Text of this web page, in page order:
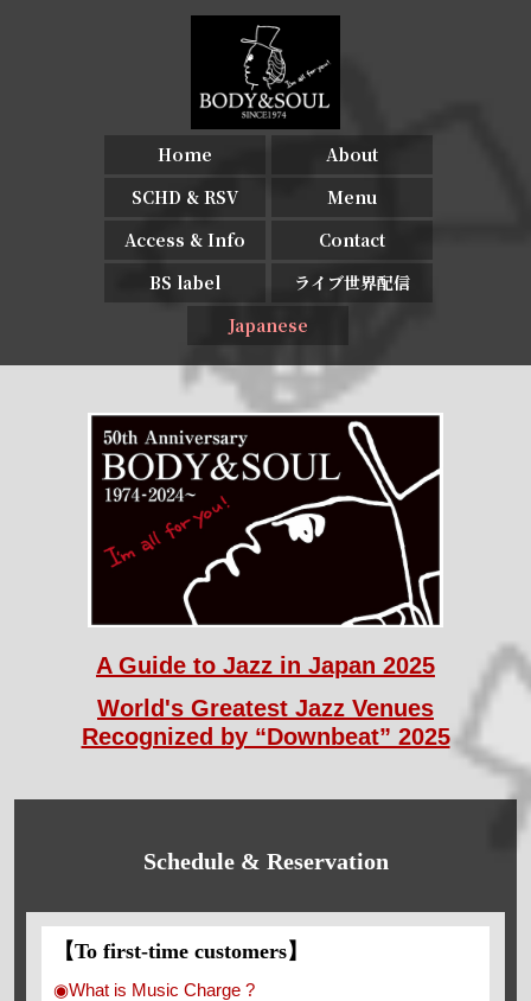
Home
About
SCHD & RSV
Menu
Access & Info
Contact
BS label
ライブ世界配信
Japanese
A Guide to Jazz in Japan 2025
World's Greatest Jazz Venues
Recognized by “Downbeat” 2025
Schedule & Reservation
【To first-time customers】
◉What is Music Charge ?